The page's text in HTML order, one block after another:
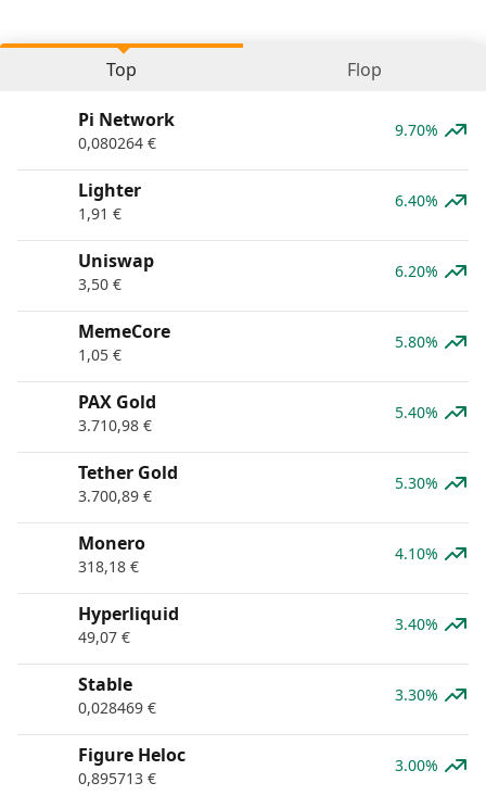
Top Flop
Pi Network
0,080264 €
9.70%
Lighter
1,91 €
6.40%
Uniswap
3,50 €
6.20%
MemeCore
1,05 €
5.80%
PAX Gold
3.710,98 €
5.40%
Tether Gold
3.700,89 €
5.30%
Monero
318,18 €
4.10%
Hyperliquid
49,07 €
3.40%
​​Stable
0,028469 €
3.30%
Figure Heloc
0,895713 €
3.00%